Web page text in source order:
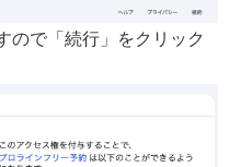
ので「続行」をクリック